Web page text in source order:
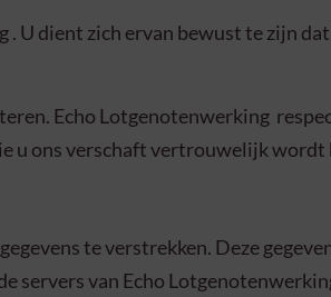
U dient zich ervan bewust te zijn
Echo Lotgenotenwerking
u ons verschaft vertrouwelijk wordt
te verstrekken. Deze
servers van Echo